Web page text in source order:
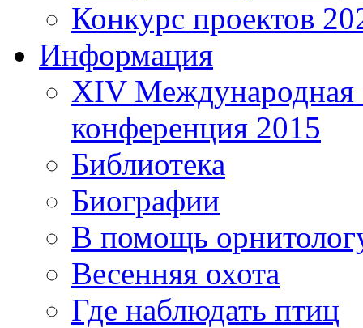
Конкурс проектов
Информация
XIV Международная
конференция 2015
Библиотека
Биографии
В помощь
Весенняя охота
Где наблюдать птиц